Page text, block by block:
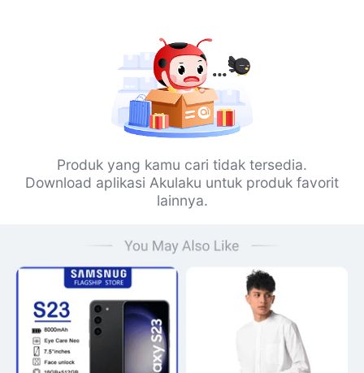
Produk yang kamu cari tidak tersedia.
Download aplikasi Akulaku untuk produk favorit
lainnya.